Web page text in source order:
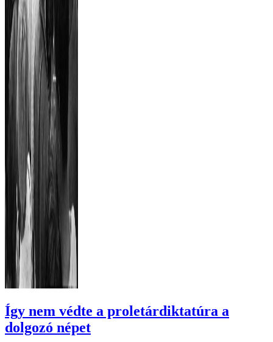
Így nem védte a proletárdiktatúra a
dolgozó népet